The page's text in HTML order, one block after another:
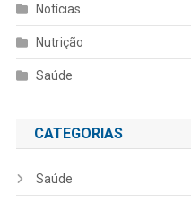
Notícias
Nutrição
Saúde
CATEGORIAS
Saúde